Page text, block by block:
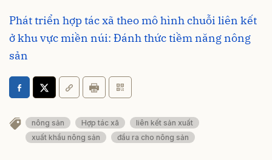
Phát triển hợp tác xã theo mô hình chuỗi liên kết
ở khu vực miền núi: Đánh thức tiềm năng nông
sản
nông sản Hợp tác xã
liên kết sản xuất
xuất khẩu nông sản
đầu ra cho nông sản